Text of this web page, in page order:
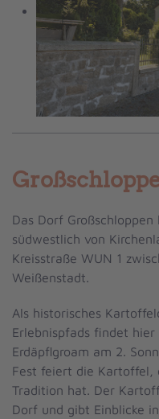
Das Dorf
südwestlich von
Kreisstraße WUN 1
Weißenstadt.
Als historisches
Erlebnispfads findet
Erdäpflgroam am 2.
Fest feiert die Kartoffel,
Tradition hat. Der
Dorf und gibt Einblicke